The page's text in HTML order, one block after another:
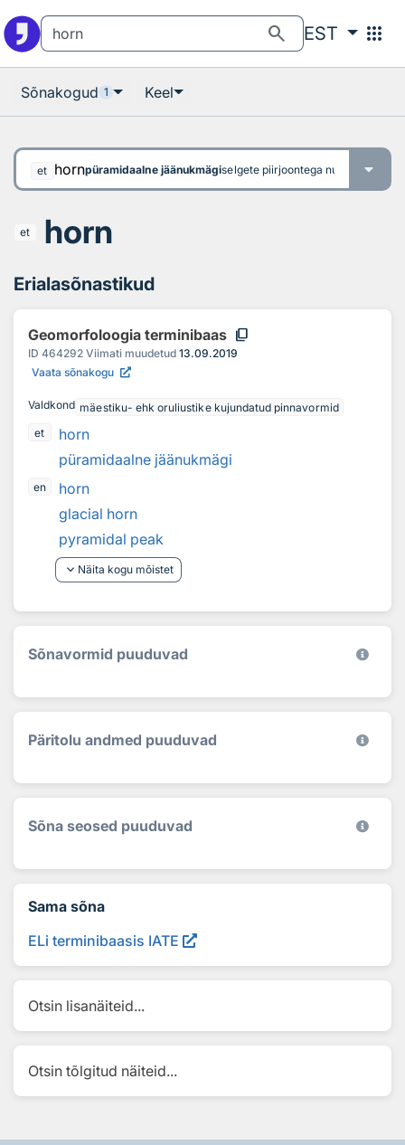
search EST apps
Sõnakogud 1 Keel
et hornpüramidaalne jäänukmägiselgete piirjoontega nurgeline
et horn
Erialasõnastikud
Geomorfoloogia terminibaas content_copy
ID 464292 Viimati muudetud 13.09.2019
Vaata sõnakogu
Valdkond mäestiku- ehk oruliustike kujundatud pinnavormid
et
horn
püramidaalne jäänukmägi
en
horn
glacial horn
pyramidal peak
keyboard_arrow_down Näita kogu mõistet
Sõnavormid puuduvad
Päritolu andmed puuduvad
Sõna seosed puuduvad
Sama sõna
ELi terminibaasis IATE
Otsin lisanäiteid...
Otsin tõlgitud näiteid...